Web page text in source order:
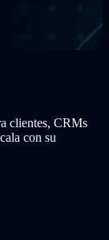
clientes, CRMs
con su